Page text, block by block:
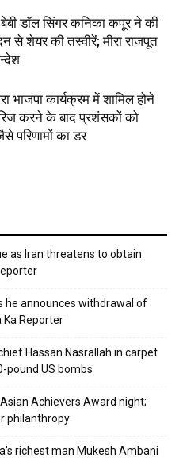
डॉल सिंगर कनिका कपूर ने की
से शेयर की तस्वीरें; मीरा राजपूत
भाजपा कार्यक्रम में शामिल होने
करने के बाद प्रशंसकों को
परिणामों का डर
as Iran threatens to obtain
he announces withdrawal of
Reporter
Hassan Nasrallah in carpet
pound US bombs
Achievers Award night;
philanthropy
richest man Mukesh Ambani